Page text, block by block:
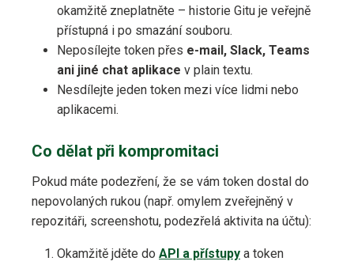
okamžitě zneplatněte – historie Gitu je veřejně
přístupná i po smazání souboru.
Neposílejte token přes e-mail, Slack, Teams
ani jiné chat aplikace v plain textu.
Nesdílejte jeden token mezi více lidmi nebo
aplikacemi.
Co dělat při kompromitaci
Pokud máte podezření, že se vám token dostal do
nepovolaných rukou (např. omylem zveřejněný v
repozitáři, screenshotu, podezřelá aktivita na účtu):
Okamžitě jděte do API a přístupy a token